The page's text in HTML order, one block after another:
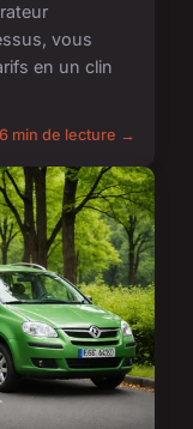
vous
en un clin
6 min de lecture →